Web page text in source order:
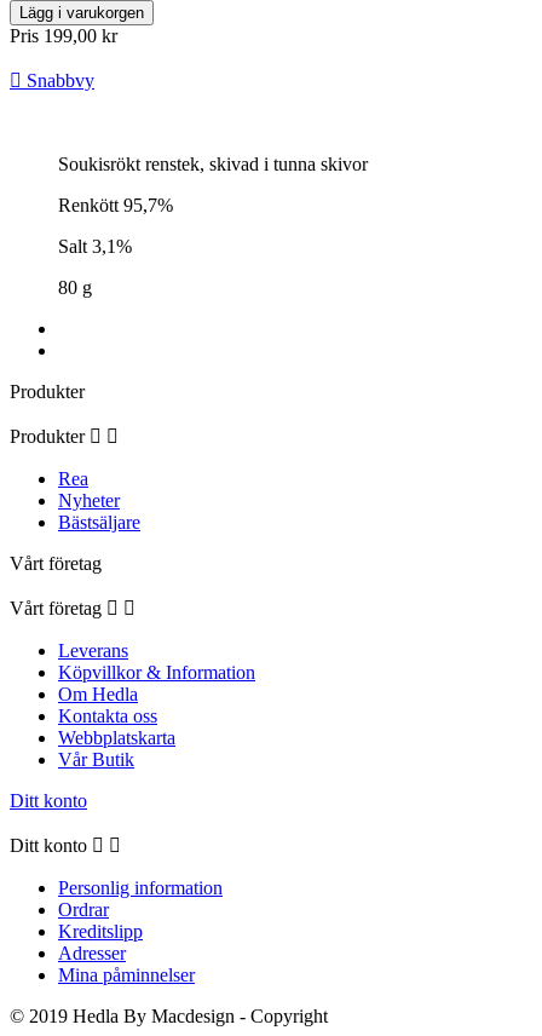
Lägg i varukorgen
Pris 199,00 kr
 Snabbvy
Soukisrökt renstek, skivad i tunna skivor
Renkött 95,7%
Salt 3,1%
80 g
Produkter
Produkter  
Rea
Nyheter
Bästsäljare
Vårt företag
Vårt företag  
Leverans
Köpvillkor & Information
Om Hedla
Kontakta oss
Webbplatskarta
Vår Butik
Ditt konto
Ditt konto  
Personlig information
Ordrar
Kreditslipp
Adresser
Mina påminnelser
© 2019 Hedla By Macdesign - Copyright